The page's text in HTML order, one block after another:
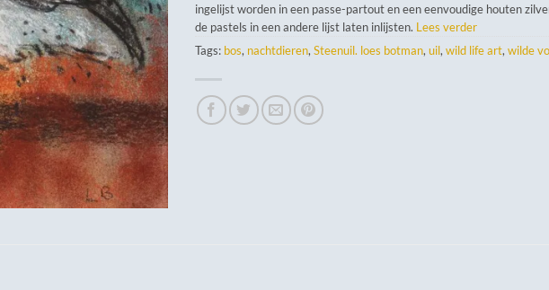
ingelijst worden in een passe-partout en een eenvoudige houten
de pastels in een andere lijst laten inlijsten. Lees verder
Tags: bos, nachtdieren, Steenuil. loes botman, uil, wild life art, wilde